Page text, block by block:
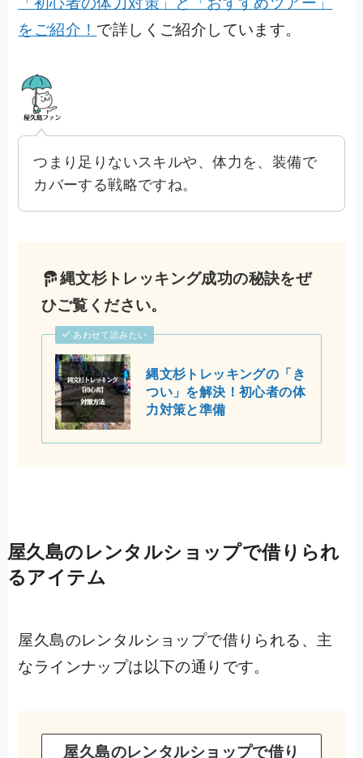
をご紹介！ で詳しくご紹介しています。
つまり足りないスキルや、体力を、装備で
カバーする戦略ですね。
縄文杉トレッキング成功の秘訣をぜ
ひご覧ください。
あわせて読みたい
縄文杉トレッキングの「き
つい」を解決！初心者の体
力対策と準備
屋久島のレンタルショップで借りられ
るアイテム
屋久島のレンタルショップで借りられる、主
なラインナップは以下の通りです。
屋久島のレンタルショップで借り